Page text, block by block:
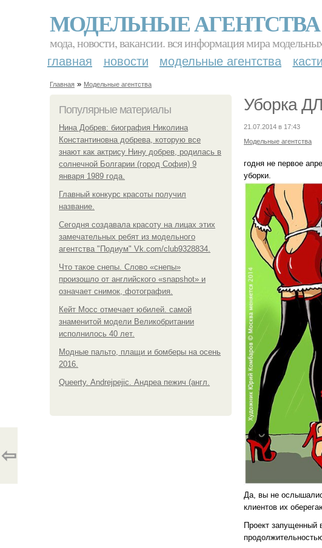
МОДЕЛЬНЫЕ АГЕНТСТВА
мода, новости, вакансии. вся информация мира
главная новости модельные агентства
Главная » Модельные агентства
Популярные материалы
Нина Добрев: биография Николина
Константиновна добрева, которую все
знают как актрису Нину добрев, родилась в
солнечной Болгарии (город София) 9
января 1989 года.
Главный конкурс красоты получил
название.
Сегодня создавала красоту на лицах этих
замечательных ребят из модельного
агентства "Подиум" Vk.com/club9328834.
Что такое снепы. Слово «снепы»
произошло от английского «snapshot» и
означает снимок, фотография.
Кейт Мосс отмечает юбилей. самой
знаменитой модели Великобритании
исполнилось 40 лет.
Модные пальто, плащи и бомберы на осень
2016.
Queerty. Andrejpejic. Андреа пежич (англ.
Уборка
21.07.2014 в 17:43
Модельные агентства
годня не первое
уборки.
Да, вы не
клиентов их
Проект запущенный
⇦